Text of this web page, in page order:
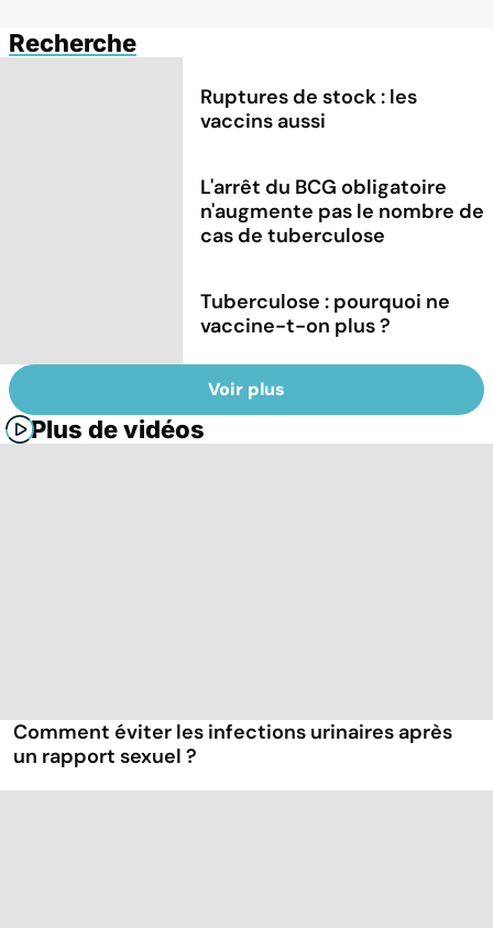
Recherche
Ruptures de stock : les
vaccins aussi
L'arrêt du BCG obligatoire
n'augmente pas le nombre de
cas de tuberculose
Tuberculose : pourquoi ne
vaccine-t-on plus ?
Voir plus
Plus de vidéos
Comment éviter les infections urinaires après
un rapport sexuel ?